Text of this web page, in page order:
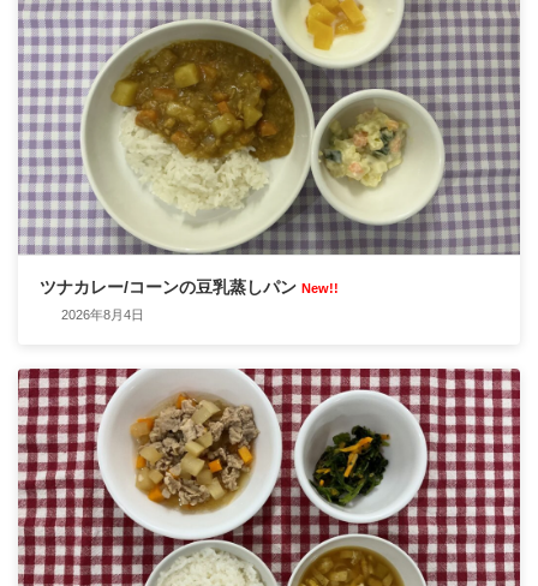
ツナカレー/コーンの豆乳蒸しパン New!!
2026年8月4日